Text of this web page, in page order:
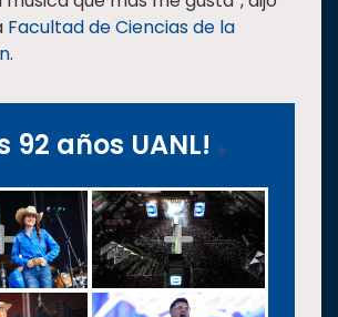
Facultad de Ciencias de la
.
92 años UANL!